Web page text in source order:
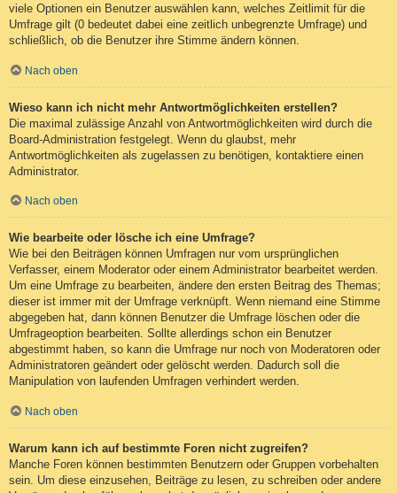
viele Optionen ein Benutzer auswählen kann, welches Zeitlimit für die
Umfrage gilt (0 bedeutet dabei eine zeitlich unbegrenzte Umfrage) und
schließlich, ob die Benutzer ihre Stimme ändern können.
Nach oben
Wieso kann ich nicht mehr Antwortmöglichkeiten erstellen?
Die maximal zulässige Anzahl von Antwortmöglichkeiten wird durch die
Board-Administration festgelegt. Wenn du glaubst, mehr
Antwortmöglichkeiten als zugelassen zu benötigen, kontaktiere einen
Administrator.
Nach oben
Wie bearbeite oder lösche ich eine Umfrage?
Wie bei den Beiträgen können Umfragen nur vom ursprünglichen
Verfasser, einem Moderator oder einem Administrator bearbeitet werden.
Um eine Umfrage zu bearbeiten, ändere den ersten Beitrag des Themas;
dieser ist immer mit der Umfrage verknüpft. Wenn niemand eine Stimme
abgegeben hat, dann können Benutzer die Umfrage löschen oder die
Umfrageoption bearbeiten. Sollte allerdings schon ein Benutzer
abgestimmt haben, so kann die Umfrage nur noch von Moderatoren oder
Administratoren geändert oder gelöscht werden. Dadurch soll die
Manipulation von laufenden Umfragen verhindert werden.
Nach oben
Warum kann ich auf bestimmte Foren nicht zugreifen?
Manche Foren können bestimmten Benutzern oder Gruppen vorbehalten
sein. Um diese einzusehen, Beiträge zu lesen, zu schreiben oder andere